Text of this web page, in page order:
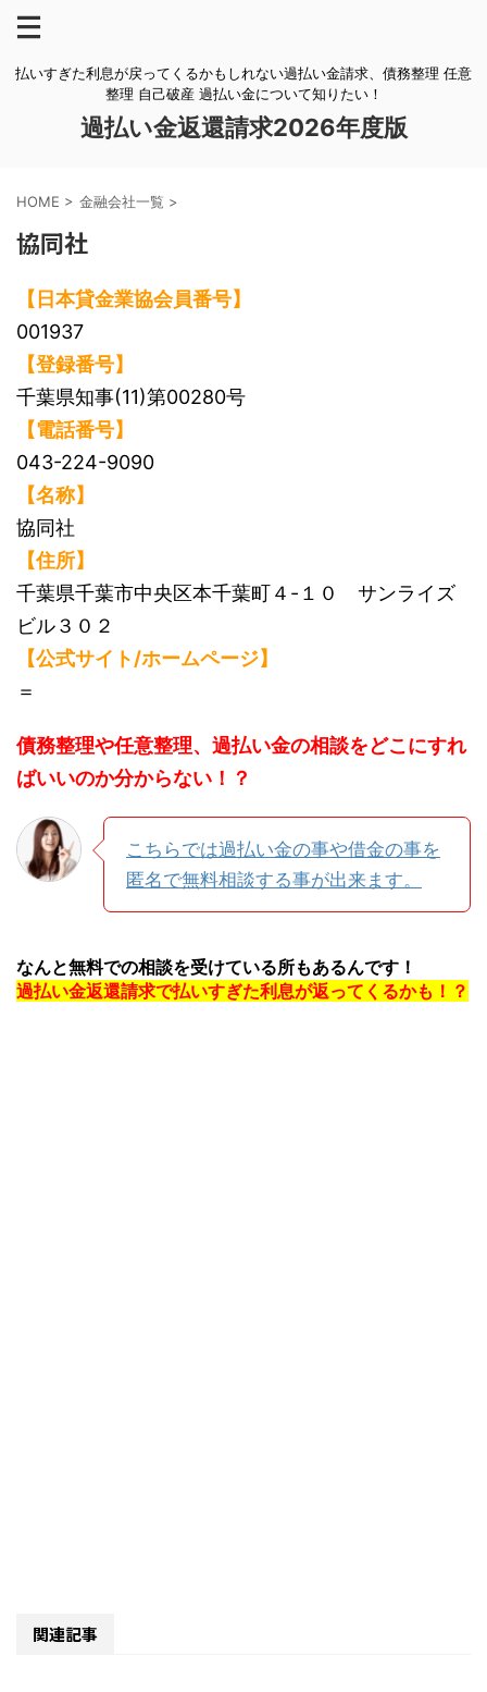
払いすぎた利息が戻ってくるかもしれない過払い金請求、債務整理 任意
整理 自己破産 過払い金について知りたい！
過払い金返還請求2026年度版
HOME > 金融会社一覧 >
協同社
【日本貸金業協会員番号】
001937
【登録番号】
千葉県知事(11)第00280号
【電話番号】
043-224-9090
【名称】
協同社
【住所】
千葉県千葉市中央区本千葉町４-１０ サンライズ
ビル３０２
【公式サイト/ホームページ】
＝
債務整理や任意整理、過払い金の相談をどこにすれ
ばいいのか分からない！？
こちらでは過払い金の事や借金の事を
匿名で無料相談する事が出来ます。
なんと無料での相談を受けている所もあるんです！
過払い金返還請求で払いすぎた利息が返ってくるかも！？
関連記事